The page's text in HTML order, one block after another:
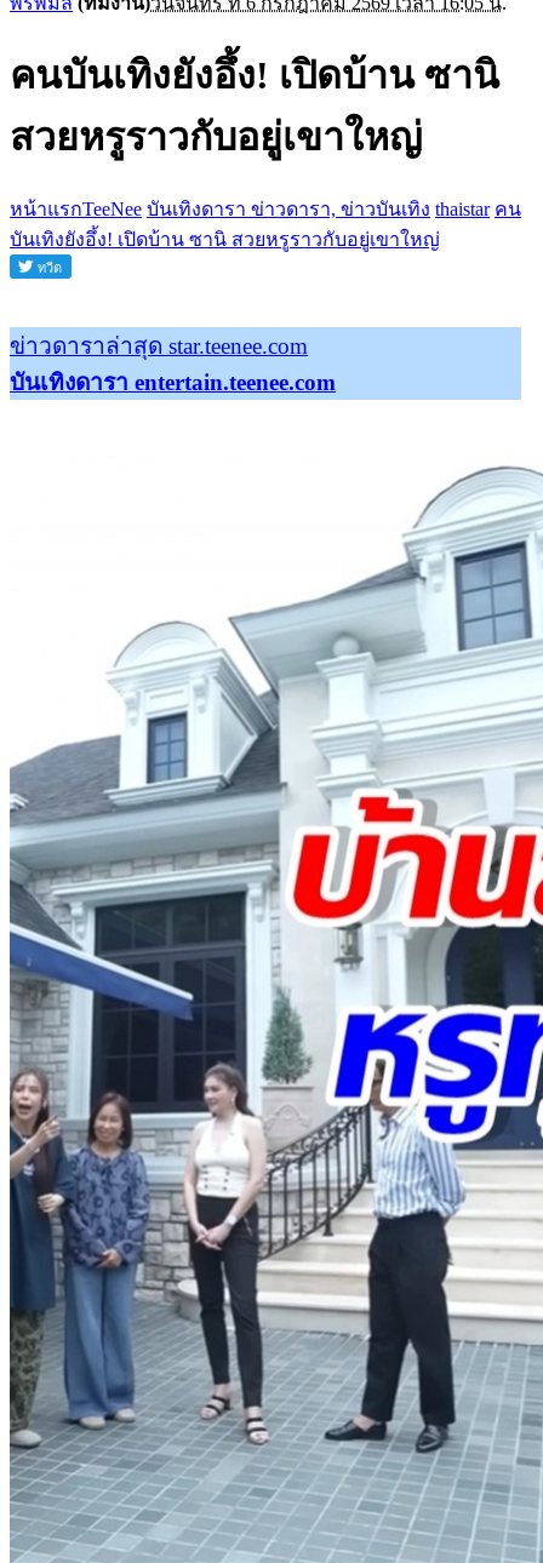
คนบันเทิงยังอึ้ง! เปิดบ้าน ซานิ
สวยหรูราวกับอยู่เขาใหญ่
หน้าแรกTeeNee บันเทิงดารา ข่าวดารา, ข่าวบันเทิง thaistar คน
บันเทิงยังอึ้ง! เปิดบ้าน ซานิ สวยหรูราวกับอยู่เขาใหญ่
ข่าวดาราล่าสุด star.teenee.com
บันเทิงดารา entertain.teenee.com